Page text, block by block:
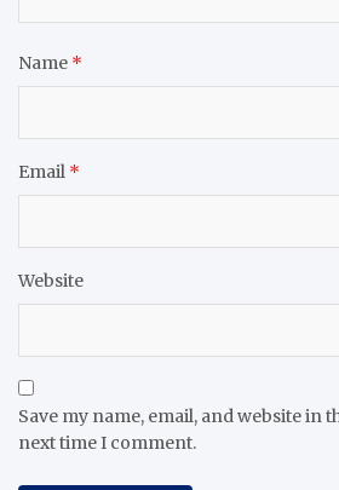
Name *
Email *
Website
Save my name, email, and website in
next time I comment.